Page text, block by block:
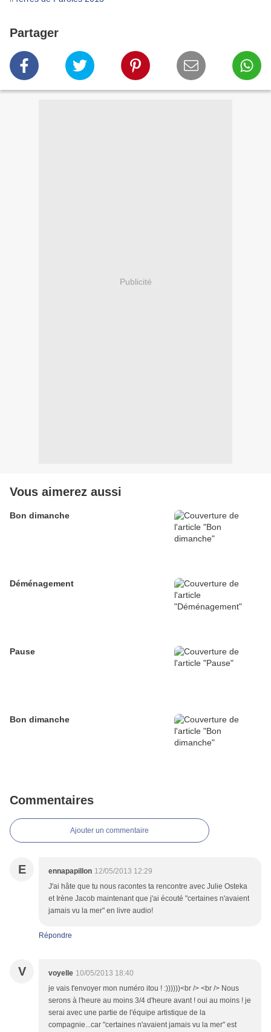
Partager
Publicité
Vous aimerez aussi
Bon dimanche
Déménagement
Pause
Bon dimanche
Commentaires
Ajouter un commentaire
E ennapapillon 12/05/2013 12:29
J'ai hâte que tu nous racontes ta rencontre avec Julie Osteka
et Irène Jacob maintenant que j'ai écouté "certaines n'avaient
jamais vu la mer" en livre audio!
Répondre
V voyelle 10/05/2013 18:40
je vais t'envoyer mon numéro itou ! :))))))<br /> <br /> Nous
serons à l'heure au moins 3/4 d'heure avant ! oui au moins ! je
serai avec une partie de l'équipe artistique de la
compagnie...car "certaines n'avaient jamais vu la mer" est